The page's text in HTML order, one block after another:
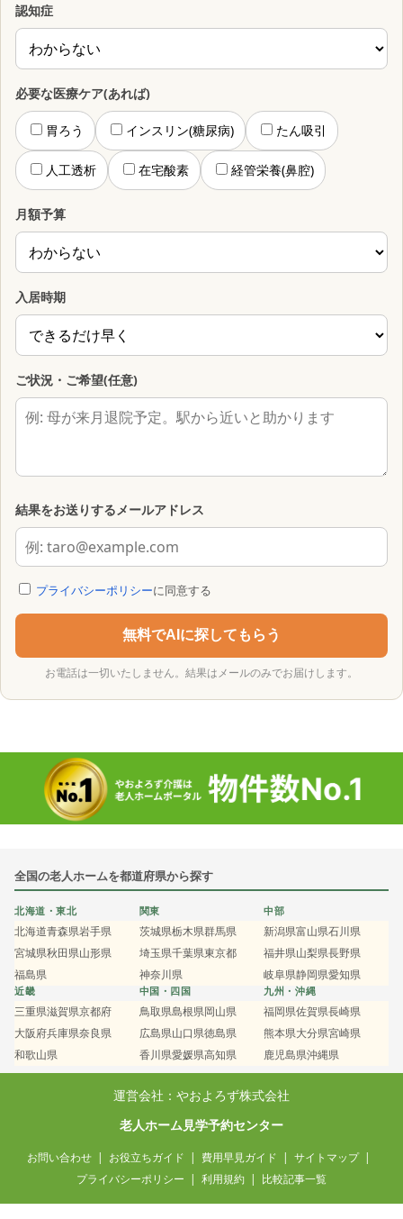
認知症
必要な医療ケア(あれば)
胃ろう インスリン(糖尿病) たん吸引
人工透析 在宅酸素 経管栄養(鼻腔)
月額予算
入居時期
ご状況・ご希望(任意)
結果をお送りするメールアドレス
プライバシーポリシーに同意する
無料でAIに探してもらう
お電話は一切いたしません。結果はメールのみでお届けします。
全国の老人ホームを都道府県から探す
北海道・東北
北海道青森県岩手県
宮城県秋田県山形県
福島県
関東
茨城県栃木県群馬県
埼玉県千葉県東京都
神奈川県
中部
新潟県富山県石川県
福井県山梨県長野県
岐阜県静岡県愛知県
近畿
三重県滋賀県京都府
大阪府兵庫県奈良県
和歌山県
中国・四国
鳥取県島根県岡山県
広島県山口県徳島県
香川県愛媛県高知県
九州・沖縄
福岡県佐賀県長崎県
熊本県大分県宮崎県
鹿児島県沖縄県
運営会社：やおよろず株式会社
老人ホーム見学予約センター
お問い合わせ お役立ちガイド 費用早見ガイド
サイトマップ
プライバシーポリシー
利用規約 比較記事一覧